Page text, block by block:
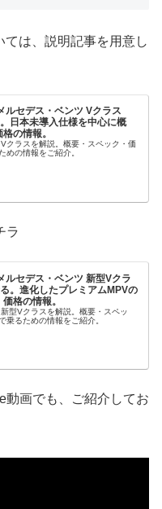
ては、説明記事を用意し
ルセデス・ベンツ Vクラス
日本未導入仕様を中心に概
の情報。
クラスを解説。概要・スペック・価
めの情報をご紹介。
ラ
ルセデス・ベンツ 新型Vクラ
。進化したプレミアムMPVの
格の情報。
型Vクラスを解説。概要・スペッ
乗るための情報をご紹介。
動画でも、ご紹介してお